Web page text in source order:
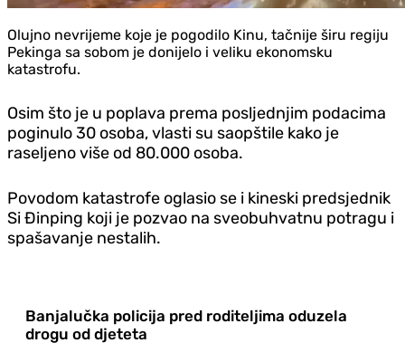
Olujno nevrijeme koje je pogodilo Kinu, tačnije širu regiju
Pekinga sa sobom je donijelo i veliku ekonomsku
katastrofu.
Osim što je u poplava prema posljednjim podacima
poginulo 30 osoba, vlasti su saopštile kako je
raseljeno više od 80.000 osoba.
Povodom katastrofe oglasio se i kineski predsjednik
Si Đinping koji je pozvao na sveobuhvatnu potragu i
spašavanje nestalih.
Banjalučka policija pred roditeljima oduzela
drogu od djeteta